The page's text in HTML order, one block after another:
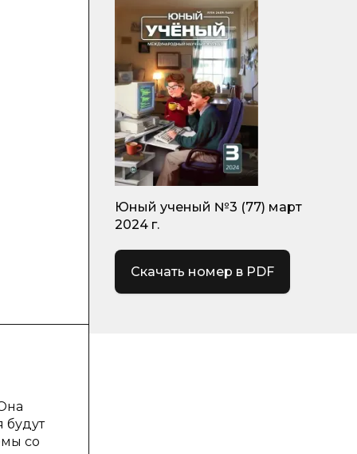
будут
со
Юный ученый №3 (77) март
2024 г.
Скачать номер в PDF